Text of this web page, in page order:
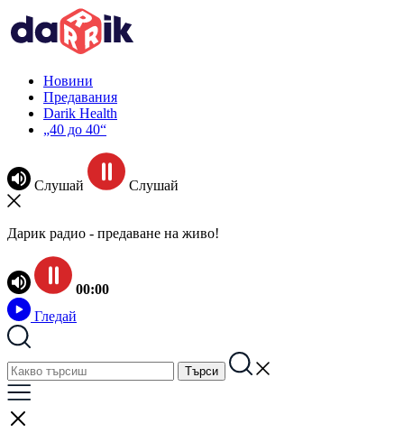
Новини
Предавания
Darik Health
„40 до 40“
Слушай Слушай
Дарик радио - предаване на живо!
00:00
Гледай